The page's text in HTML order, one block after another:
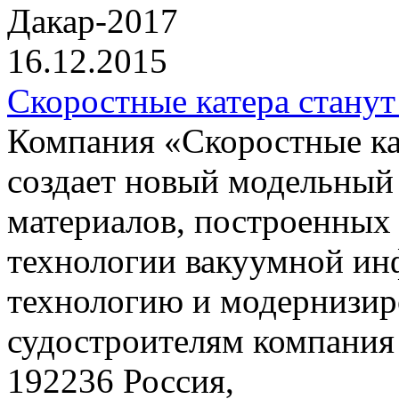
Дакар-2017
16.12.2015
Скоростные катера
Компания
создает новый
материалов,
технологии вакуумной
технологию и
судостроителям
192236 Россия,